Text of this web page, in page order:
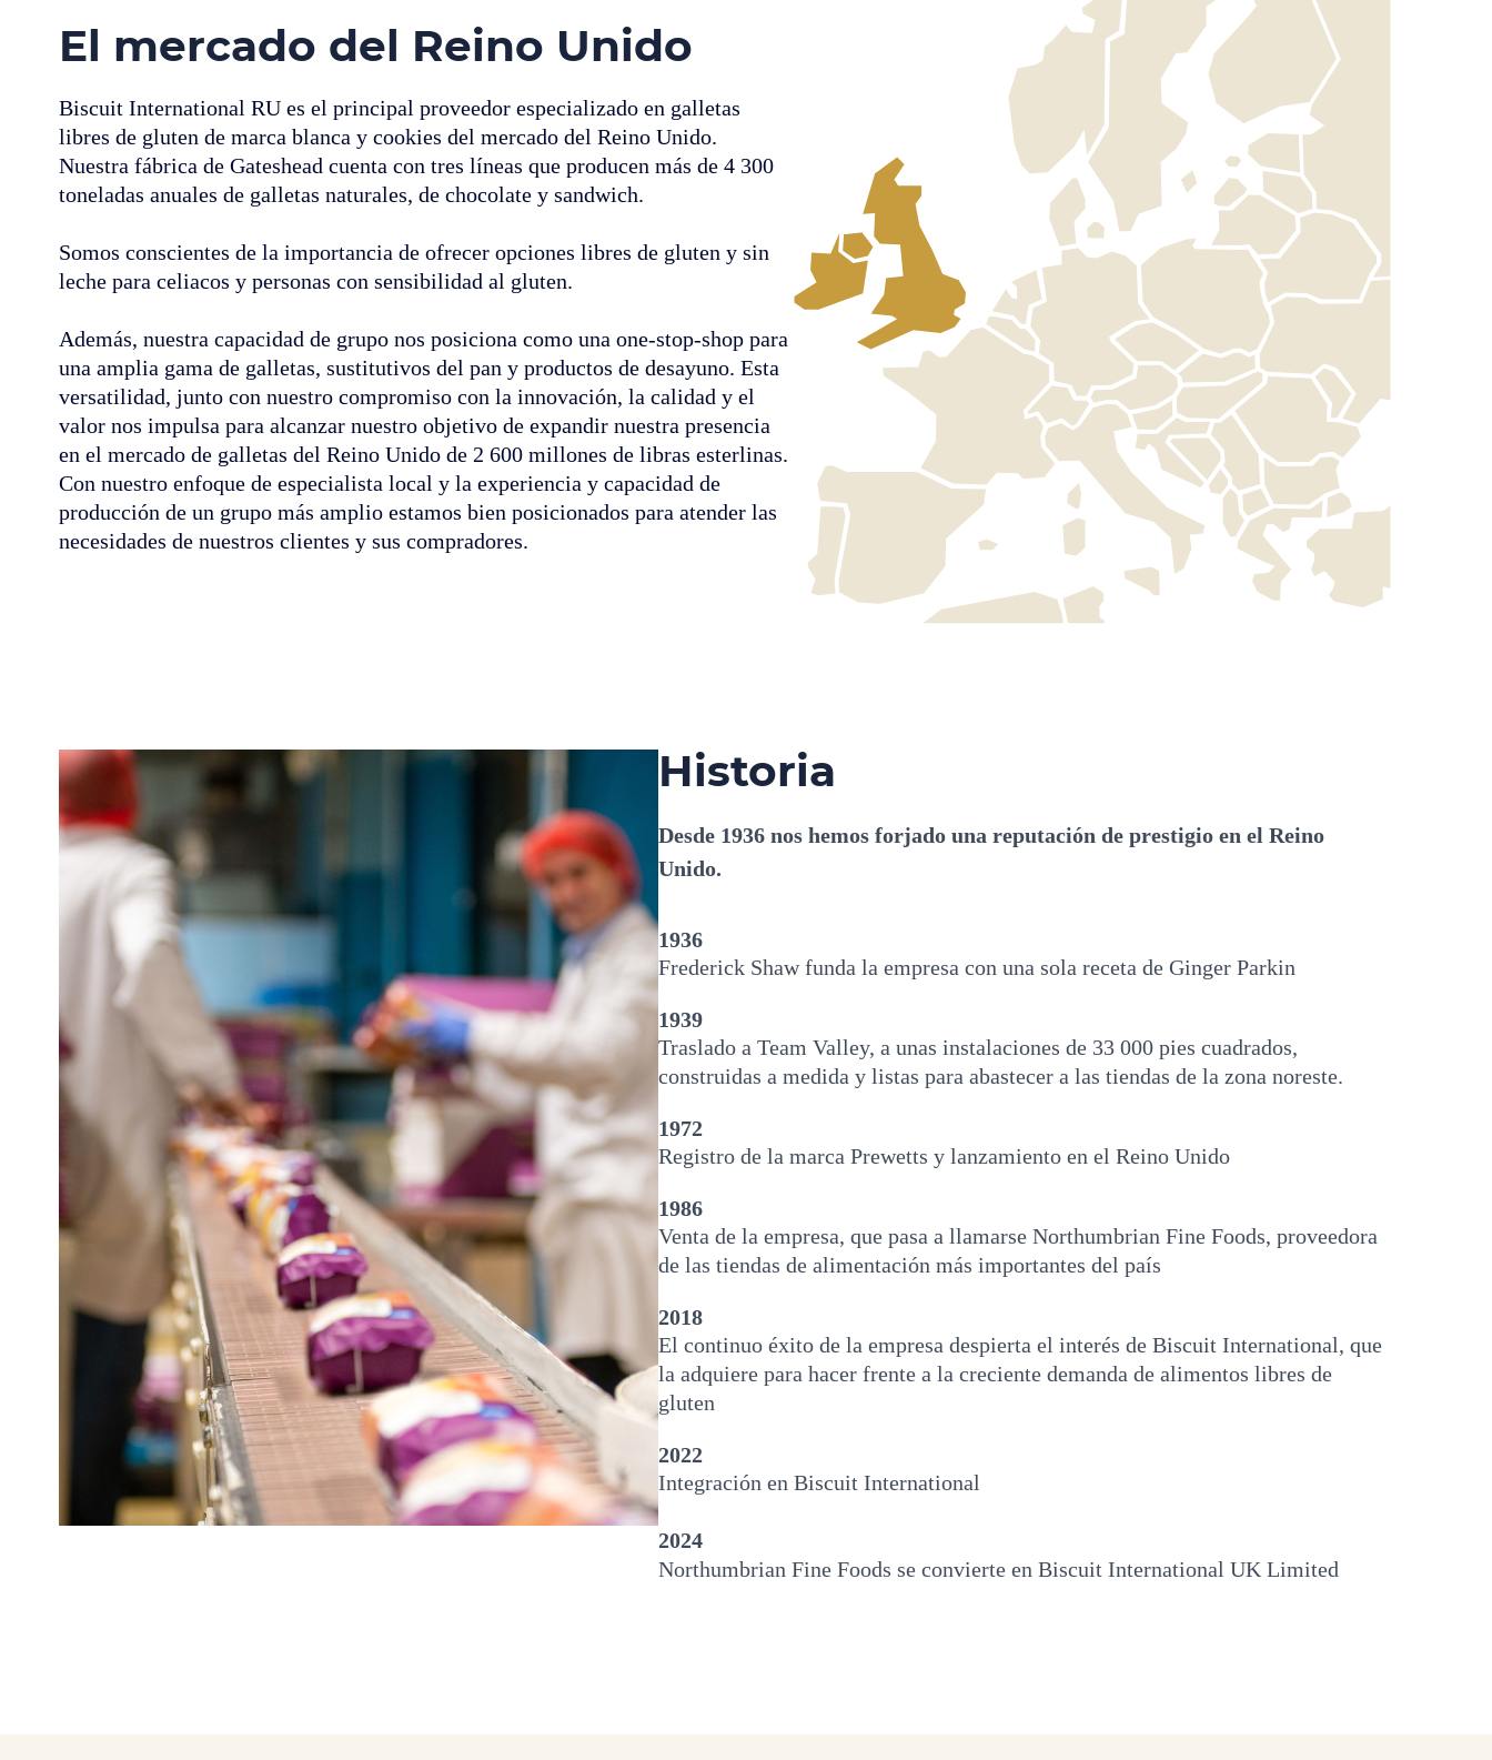
El mercado del Reino Unido
Biscuit International RU es el principal proveedor especializado en galletas
libres de gluten de marca blanca y cookies del mercado del Reino Unido.
Nuestra fábrica de Gateshead cuenta con tres líneas que producen más de 4 300
toneladas anuales de galletas naturales, de chocolate y sandwich.
Somos conscientes de la importancia de ofrecer opciones libres de gluten y sin
leche para celiacos y personas con sensibilidad al gluten.
Además, nuestra capacidad de grupo nos posiciona como una one-stop-shop para
una amplia gama de galletas, sustitutivos del pan y productos de desayuno. Esta
versatilidad, junto con nuestro compromiso con la innovación, la calidad y el
valor nos impulsa para alcanzar nuestro objetivo de expandir nuestra presencia
en el mercado de galletas del Reino Unido de 2 600 millones de libras esterlinas.
Con nuestro enfoque de especialista local y la experiencia y capacidad de
producción de un grupo más amplio estamos bien posicionados para atender las
necesidades de nuestros clientes y sus compradores.
Historia
Desde 1936 nos hemos forjado una reputación de prestigio en el Reino
Unido.
1936
Frederick Shaw funda la empresa con una sola receta de Ginger Parkin
1939
Traslado a Team Valley, a unas instalaciones de 33 000 pies cuadrados,
construidas a medida y listas para abastecer a las tiendas de la zona noreste.
1972
Registro de la marca Prewetts y lanzamiento en el Reino Unido
1986
Venta de la empresa, que pasa a llamarse Northumbrian Fine Foods, proveedora
de las tiendas de alimentación más importantes del país
2018
El continuo éxito de la empresa despierta el interés de Biscuit International, que
la adquiere para hacer frente a la creciente demanda de alimentos libres de
gluten
2022
Integración en Biscuit International
2024
Northumbrian Fine Foods se convierte en Biscuit International UK Limited